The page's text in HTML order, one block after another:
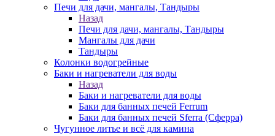
Печи для дачи, мангалы, Тандыры
Назад
Печи для дачи, мангалы, Тандыры
Мангалы для дачи
Тандыры
Колонки водогрейные
Баки и нагреватели для воды
Назад
Баки и нагреватели для воды
Баки для банных печей Ferrum
Баки для банных печей Sferra (Сферра)
Чугунное литье и всё для камина